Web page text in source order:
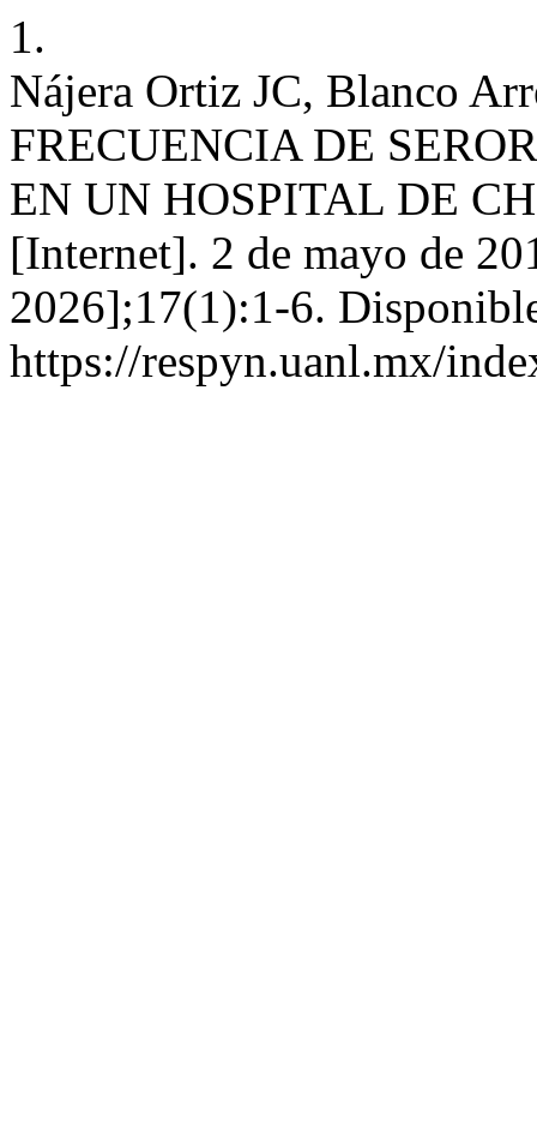
1.
Nájera Ortiz JC, Blanco
FRECUENCIA DE
EN UN HOSPITAL DE
[Internet]. 2 de mayo de
2026];17(1):1-6.
https://respyn.uanl.mx/